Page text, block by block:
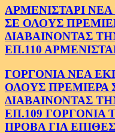
ΑΡΜΕΝΙΣΤΑΡΙ
ΣΕ ΟΛΟΥΣ
ΔΙΑΒΑΙΝΟΝΤΑΣ
ΕΠ.110
ΓΟΡΓΟΝΙΑ ΝΕΑ
ΟΛΟΥΣ ΠΡΕΜΙΕΡΑ
ΔΙΑΒΑΙΝΟΝΤΑΣ
ΕΠ.109 ΓΟΡΓΟΝΙΑ
ΠΡΟΒΑ ΓΙΑ